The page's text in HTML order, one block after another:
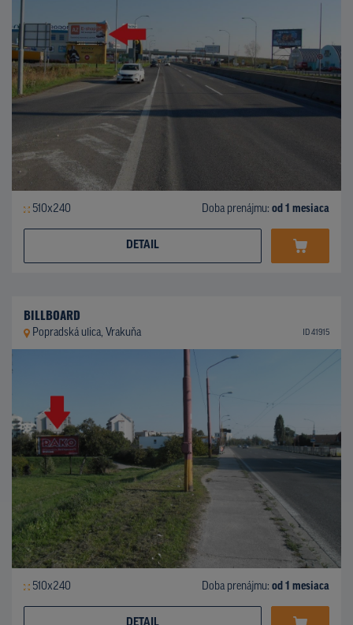
510x240 Doba prenájmu: od 1 mesiaca
DETAIL
BILLBOARD
Popradská ulica, Vrakuňa ID 41915
510x240 Doba prenájmu: od 1 mesiaca